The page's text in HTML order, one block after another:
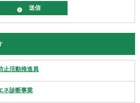
止活動推進員
ネ診断事業